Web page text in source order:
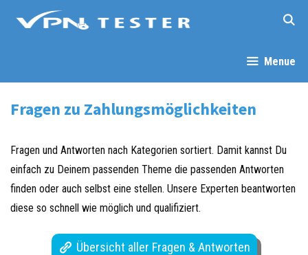
Menue
Fragen zu Zahlungsmöglichkeiten
Fragen und Antworten nach Kategorien sortiert. Damit kannst Du
einfach zu Deinem passenden Theme die passenden Antworten
finden oder auch selbst eine stellen. Unsere Experten beantworten
diese so schnell wie möglich und qualifiziert.
Übersicht aller Fragen & Antworten